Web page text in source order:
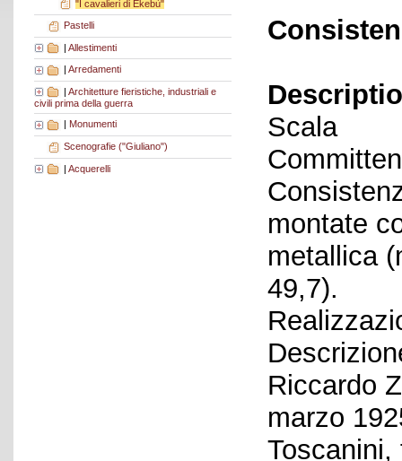
"I cavalieri di Ekebù"
Pastelli
| Allestimenti
Arredamenti
| Architetture fieristiche, industriali e
civili prima della guerra
Monumenti
Scenografie ("Giuliano")
| Acquerelli
Scala
montate
metallica
49,7).
Riccardo
marzo